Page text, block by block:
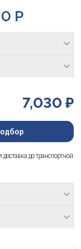
Р
7,030 ₽
до транспортной